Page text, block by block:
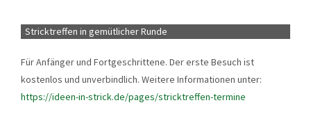
Stricktreffen in gemütlicher Runde
Für Anfänger und Fortgeschrittene. Der erste Besuch ist
kostenlos und unverbindlich. Weitere Informationen unter:
https://ideen-in-strick.de/pages/stricktreffen-termine